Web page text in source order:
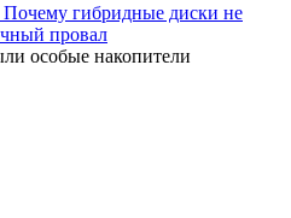
гибридные диски не
провал
особые накопители